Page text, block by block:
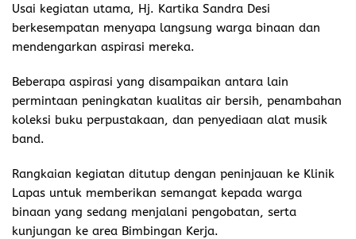
Usai kegiatan utama, Hj. Kartika Sandra Desi
berkesempatan menyapa langsung warga binaan dan
mendengarkan aspirasi mereka.
Beberapa aspirasi yang disampaikan antara lain
permintaan peningkatan kualitas air bersih, penambahan
koleksi buku perpustakaan, dan penyediaan alat musik
band.
Rangkaian kegiatan ditutup dengan peninjauan ke Klinik
Lapas untuk memberikan semangat kepada warga
binaan yang sedang menjalani pengobatan, serta
kunjungan ke area Bimbingan Kerja.